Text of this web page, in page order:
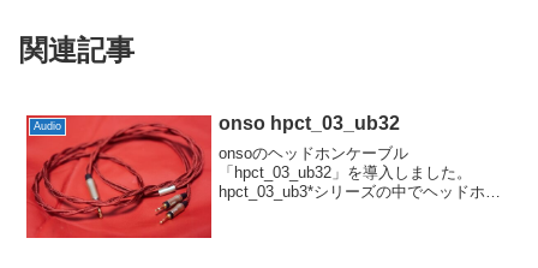
関連記事
Audio onso hpct_03_ub32
onsoのヘッドホンケーブル
「hpct_03_ub32」を導入しました。
hpct_03_ub3*シリーズの中でヘッドホン